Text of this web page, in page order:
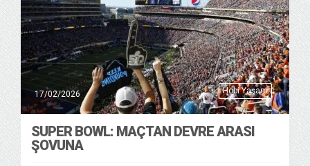
Hobi Yaşam
17/02/2026
SUPER BOWL: MAÇTAN DEVRE ARASI
ŞOVUNA